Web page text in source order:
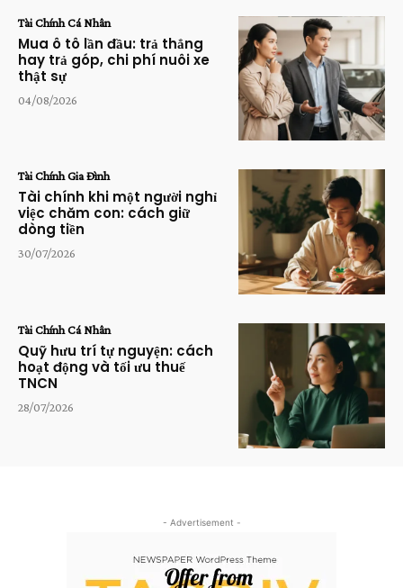
Tài Chính Cá Nhân
Mua ô tô lần đầu: trả thẳng
hay trả góp, chi phí nuôi xe
thật sự
04/08/2026
Tài Chính Gia Đình
Tài chính khi một người nghỉ
việc chăm con: cách giữ
dòng tiền
30/07/2026
Tài Chính Cá Nhân
Quỹ hưu trí tự nguyện: cách
hoạt động và tối ưu thuế
TNCN
28/07/2026
- Advertisement -